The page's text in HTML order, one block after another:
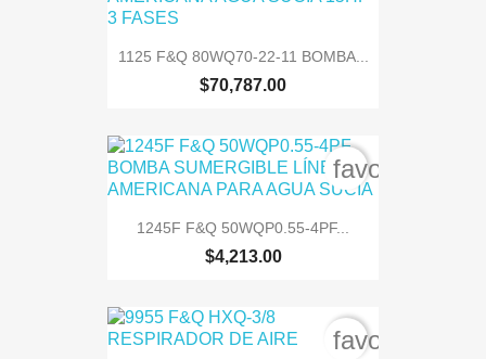
1125 F&Q 80WQ70-22-11 BOMBA...
$70,787.00
1245F F&Q 50WQP0.55-4PF...
$4,213.00